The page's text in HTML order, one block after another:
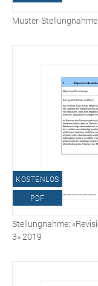
Muster-
KOSTENLOS
PDF
Stellungnahme:
3» 2019